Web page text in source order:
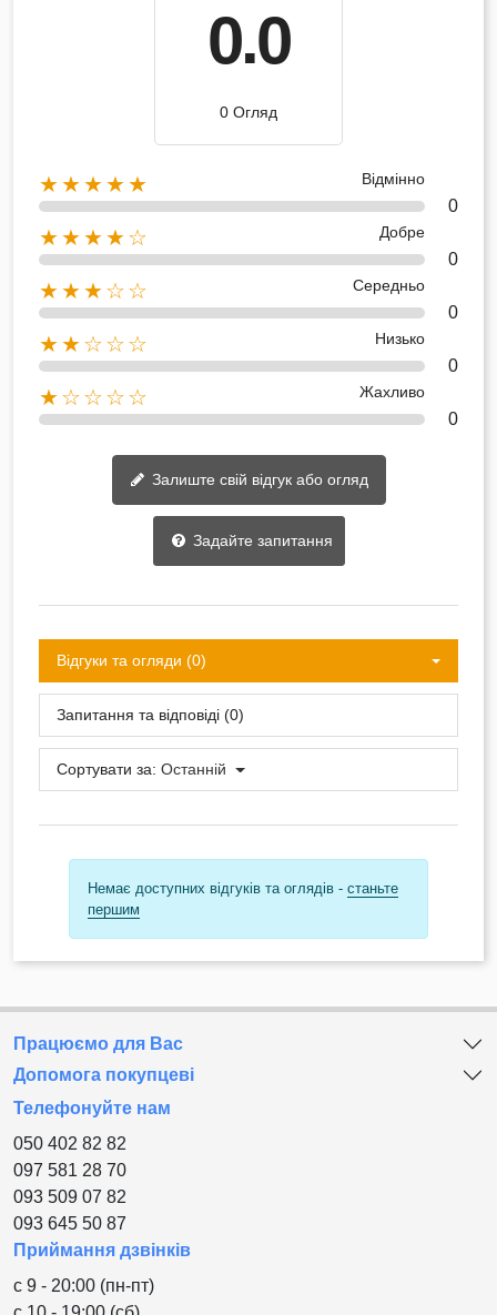
0.0
0 Огляд
★★★★★ Відмінно
0
★★★★☆ Добре
0
★★★☆☆ Середньо
0
★★☆☆☆ Низько
0
★☆☆☆☆ Жахливо
0
Залиште свій відгук або огляд
Задайте запитання
Відгуки та огляди (0)
Запитання та відповіді (0)
Сортувати за: Останній
Немає доступних відгуків та оглядів - станьте
першим
Працюємо для Вас
Допомога покупцеві
Телефонуйте нам
050 402 82 82
097 581 28 70
093 509 07 82
093 645 50 87
Приймання дзвінків
с 9 - 20:00 (пн-пт)